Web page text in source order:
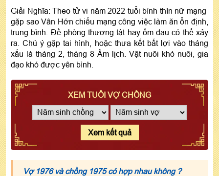
Giải Nghĩa: Theo tử vi năm 2022 tuổi bính thìn nữ mạng
gặp sao Vân Hớn chiếu mạng công việc làm ăn ổn định,
trung bình. Đề phòng thương tật hay ốm đau có thể xảy
ra. Chú ý gặp tai hình, hoặc thưa kết bất lợi vào tháng
xấu là tháng 2, tháng 8 Âm lịch. Vật nuôi khó nuôi, gia
đạo khó được yên bình.
XEM TUỔI VỢ CHỒNG
Xem kết quả
Vợ 1976 và chồng 1975 có hợp nhau không ?